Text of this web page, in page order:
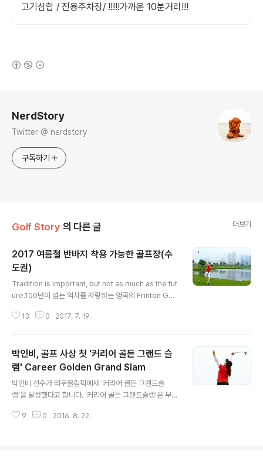
고기삼합 / 전용주차장/ !!!!!가까운 10분거리!!!
NerdStory
Twitter @ nerdstory
구독하기
Golf Story 의 다른 글 더보기
2017 여름철 반바지 착용 가능한 골프장(수
도권)
Tradition is important, but not as much as the fut
ure.100년이 넘는 역사를 자랑하는 영국의 Frinton Golf
다. 전통을 중시하던 이 골프장은 골퍼들이 반바지를 입을
리, 사이프러스 포인트, 스코틀랜드의 세인트 앤드류도 반
바지를 허용하고 있다. 골프장내 드레스코드에 대한 인식
이 변했지만, 수도권 골프장 대부분은 여전히 반바지 착용
라운딩을 불가하고 있다. 이 와중에 반바지 착용을 허용하
바지를 챙겨가셔서 쾌적한 라운딩을..
13 0 2017. 7. 19.
박인비, 골프 사상 첫 '커리어 골든 그랜드 슬
램' Career Golden Grand Slam
박인비 선수가 리우올림픽에서 '커리어 골든 그랜드슬
램'을 달성했다고 합니다. '커리어 골든 그랜드슬램'은 무엇
되었습니다.88년 서울올림픽부터 프로테니스 선수들의 참
9 0 2016. 8. 22.